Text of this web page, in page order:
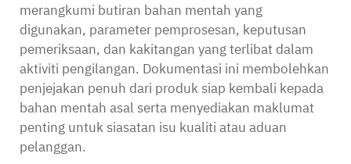
merangkumi butiran bahan mentah yang
digunakan, parameter pemprosesan, keputusan
pemeriksaan, dan kakitangan yang terlibat dalam
aktiviti pengilangan. Dokumentasi ini membolehkan
penjejakan penuh dari produk siap kembali kepada
bahan mentah asal serta menyediakan maklumat
penting untuk siasatan isu kualiti atau aduan
pelanggan.